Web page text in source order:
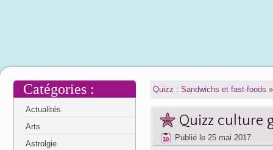
Catégories :
Actualités
Arts
Astrolgie
Quizz : Sandwichs et fast-foods »
Quizz culture
Publié le 25 mai 2017